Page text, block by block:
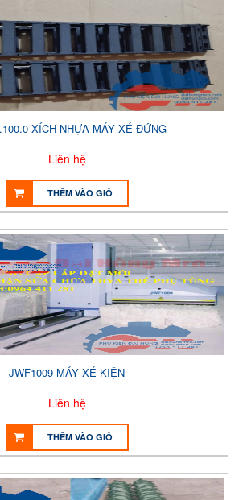
XÍCH NHỰA MÁY XÉ ĐỨNG
Liên hệ
THÊM VÀO GIỎ
JWF1009 MÁY XÉ KIỆN
Liên hệ
THÊM VÀO GIỎ